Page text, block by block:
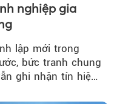
nghiệp gia
lập mới trong
bức tranh chung
ghi nhận tín hiệu